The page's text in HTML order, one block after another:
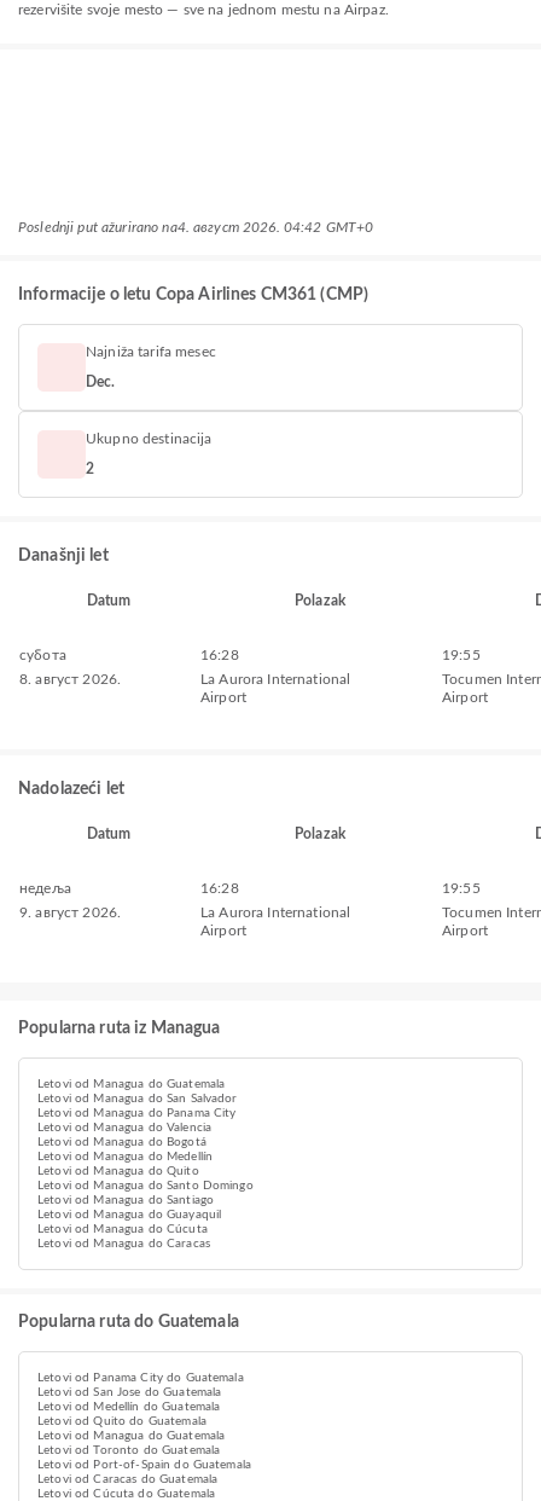
rezervišite svoje mesto — sve na jednom mestu na Airpaz.
Poslednji put ažurirano na4. август 2026. 04:42 GMT+0
Informacije o letu Copa Airlines CM361 (CMP)
Najniža tarifa mesec
Dec.
Ukupno destinacija
2
Današnji let
Datum Polazak
субота
8. август 2026.
16:28
La Aurora International
Airport
19:55
Tocumen
Airport
Nadolazeći let
Datum Polazak
недеља
9. август 2026.
16:28
La Aurora International
Airport
19:55
Tocumen
Airport
Popularna ruta iz Managua
Letovi od Managua do Guatemala
Letovi od Managua do San Salvador
Letovi od Managua do Panama City
Letovi od Managua do Valencia
Letovi od Managua do Bogotá
Letovi od Managua do Medellín
Letovi od Managua do Quito
Letovi od Managua do Santo Domingo
Letovi od Managua do Santiago
Letovi od Managua do Guayaquil
Letovi od Managua do Cúcuta
Letovi od Managua do Caracas
Popularna ruta do Guatemala
Letovi od Panama City do Guatemala
Letovi od San Jose do Guatemala
Letovi od Medellín do Guatemala
Letovi od Quito do Guatemala
Letovi od Managua do Guatemala
Letovi od Toronto do Guatemala
Letovi od Port-of-Spain do Guatemala
Letovi od Caracas do Guatemala
Letovi od Cúcuta do Guatemala